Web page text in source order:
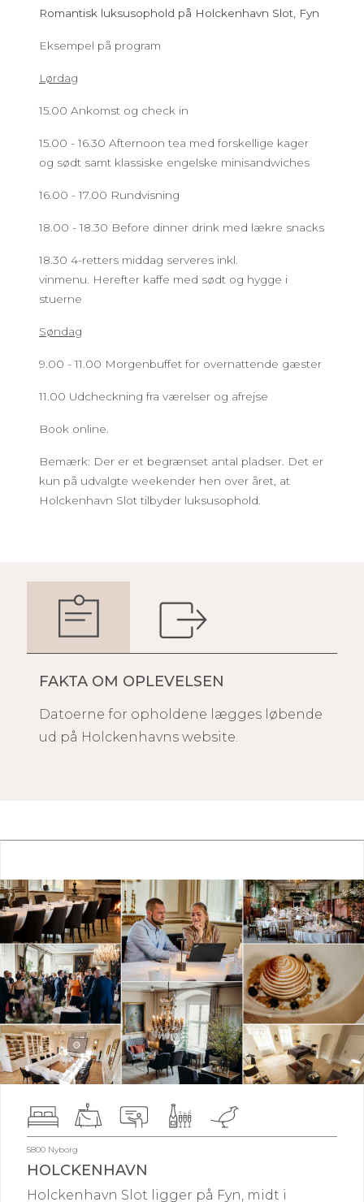
Romantisk luksusophold på Holckenhavn Slot, Fyn
Eksempel på program
Lørdag
15.00 Ankomst og check in
15.00 - 16.30 Afternoon tea med forskellige kager
og sødt samt klassiske engelske minisandwiches
16.00 - 17.00 Rundvisning
18.00 - 18.30 Before dinner drink med lækre snacks
18.30 4-retters middag serveres inkl.
vinmenu. Herefter kaffe med sødt og hygge i
stuerne
Søndag
9.00 - 11.00 Morgenbuffet for overnattende gæster
11.00 Udcheckning fra værelser og afrejse
Book online.
Bemærk: Der er et begrænset antal pladser. Det er
kun på udvalgte weekender hen over året, at
Holckenhavn Slot tilbyder luksusophold.
FAKTA OM OPLEVELSEN
Datoerne for opholdene lægges løbende
ud på Holckenhavns website.
5800 Nyborg
HOLCKENHAVN
Holckenhavn Slot ligger på Fyn, midt i